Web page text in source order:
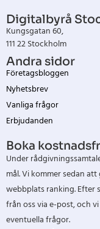
Digitalbyrå
Kungsgatan 60,
111 22 Stockholm
Andra sidor
Företagsbloggen
Nyhetsbrev
Vanliga frågor
Erbjudanden
Boka
Under
mål. Vi kommer sedan
webbplats ranking. Efter
från oss via e-post, och
eventuella frågor.